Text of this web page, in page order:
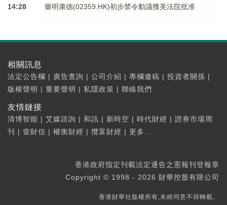
14:28 藥明康德(02359.HK)初步禁令動議獲美法院批准
相關訊息
法定公告欄 | 廣告查詢 | 公司介紹 | 專欄邀稿 | 投資者關係 |
版權聲明 | 重要聲明 | 私隱政策 | 聯絡我們
友情鏈接
清博智能 | 艾媒諮詢 | 和訊 | 新時空 | 時代財經 | 證券市場周
刊
| 壹財信 | 權衡財經 | 攬富財經 | 更多...
香港政府指定刊載法定通告之憲報刊登報章
Copyright © 1998 - 2026 財華控股有限公司
香港財華社版權所有,未經同意不得轉載。